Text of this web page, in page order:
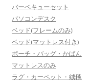
バーベキューセット
パソコンデスク
ベッド(フレームのみ)
ベッド(マットレス付き)
ポーチ・バッグ・かばん
マットレスのみ
ラグ・カーペット・絨毯